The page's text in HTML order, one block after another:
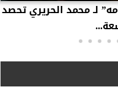
لـ محمد الحريري تحصد